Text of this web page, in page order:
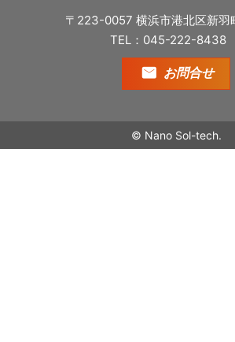
〒223-0057 横浜市港北区新羽
TEL：045-222-8438
お問合せ
© Nano Sol-tech.